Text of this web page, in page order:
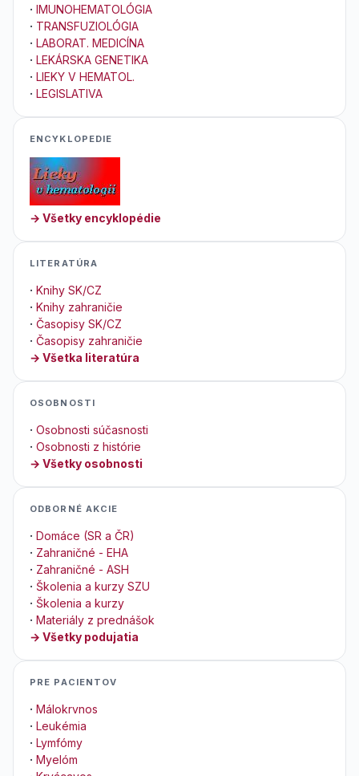
· IMUNOHEMATOLÓGIA
· TRANSFUZIOLÓGIA
· LABORAT. MEDICÍNA
· LEKÁRSKA GENETIKA
· LIEKY V HEMATOL.
· LEGISLATIVA
ENCYKLOPEDIE
→ Všetky encyklopédie
LITERATÚRA
· Knihy SK/CZ
· Knihy zahraničie
· Časopisy SK/CZ
· Časopisy zahraničie
→ Všetka literatúra
OSOBNOSTI
· Osobnosti súčasnosti
· Osobnosti z histórie
→ Všetky osobnosti
ODBORNÉ AKCIE
· Domáce (SR a ČR)
· Zahraničné - EHA
· Zahraničné - ASH
· Školenia a kurzy SZU
· Školenia a kurzy
· Materiály z prednášok
→ Všetky podujatia
PRE PACIENTOV
· Málokrvnos
· Leukémia
· Lymfómy
· Myelóm